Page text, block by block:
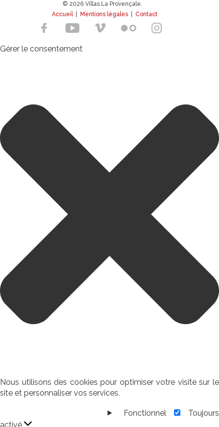
© 2026 Villas La Provençale.
Accueil| Mentions légales Contact
Gérer le consentement
Nous utilisons des cookies pour optimiser votre visite sur le
site et personnaliser vos services.
Fonctionnel
Toujours
activé